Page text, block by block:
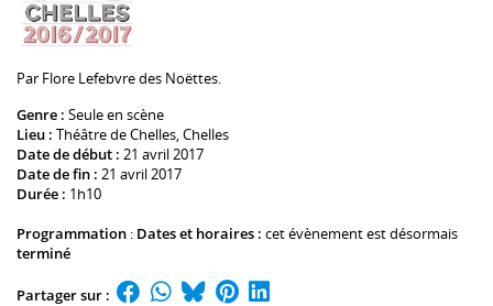
Par Flore Lefebvre des Noëttes.
Genre : Seule en scène
Lieu : Théâtre de Chelles, Chelles
Date de début : 21 avril 2017
Date de fin : 21 avril 2017
Durée : 1h10
Programmation : Dates et horaires : cet évènement est désormais
terminé
Partager sur :